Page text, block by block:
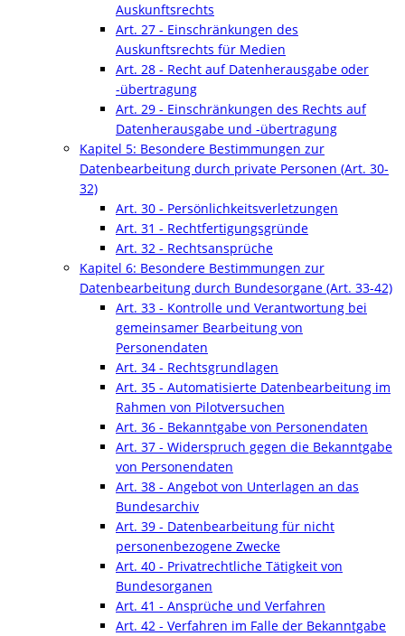
Auskunftsrechts
Art. 27 - Einschränkungen des
Auskunftsrechts für Medien
Art. 28 - Recht auf Datenherausgabe oder
-übertragung
Art. 29 - Einschränkungen des Rechts auf
Datenherausgabe und -übertragung
Kapitel 5: Besondere Bestimmungen zur
Datenbearbeitung durch private Personen (Art. 30-
32)
Art. 30 - Persönlichkeitsverletzungen
Art. 31 - Rechtfertigungsgründe
Art. 32 - Rechtsansprüche
Kapitel 6: Besondere Bestimmungen zur
Datenbearbeitung durch Bundesorgane (Art. 33-42)
Art. 33 - Kontrolle und Verantwortung bei
gemeinsamer Bearbeitung von
Personendaten
Art. 34 - Rechtsgrundlagen
Art. 35 - Automatisierte Datenbearbeitung im
Rahmen von Pilotversuchen
Art. 36 - Bekanntgabe von Personendaten
Art. 37 - Widerspruch gegen die Bekanntgabe
von Personendaten
Art. 38 - Angebot von Unterlagen an das
Bundesarchiv
Art. 39 - Datenbearbeitung für nicht
personenbezogene Zwecke
Art. 40 - Privatrechtliche Tätigkeit von
Bundesorganen
Art. 41 - Ansprüche und Verfahren
Art. 42 - Verfahren im Falle der Bekanntgabe